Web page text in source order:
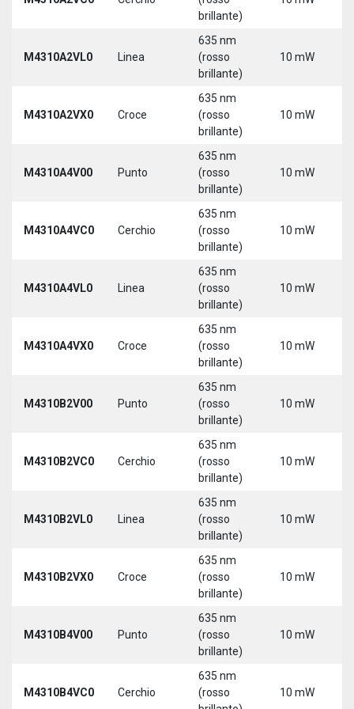
brillante)
M4310A2VL0 Linea
635 nm
(rosso
brillante)
10 mW
M4310A2VX0 Croce
635 nm
(rosso
brillante)
10 mW
M4310A4V00 Punto
635 nm
(rosso
brillante)
10 mW
M4310A4VC0 Cerchio
635 nm
(rosso
brillante)
10 mW
M4310A4VL0 Linea
635 nm
(rosso
brillante)
10 mW
M4310A4VX0 Croce
635 nm
(rosso
brillante)
10 mW
M4310B2V00 Punto
635 nm
(rosso
brillante)
10 mW
M4310B2VC0 Cerchio
635 nm
(rosso
brillante)
10 mW
M4310B2VL0 Linea
635 nm
(rosso
brillante)
10 mW
M4310B2VX0 Croce
635 nm
(rosso
brillante)
10 mW
M4310B4V00 Punto
635 nm
(rosso
brillante)
10 mW
M4310B4VC0 Cerchio
635 nm
(rosso
10 mW